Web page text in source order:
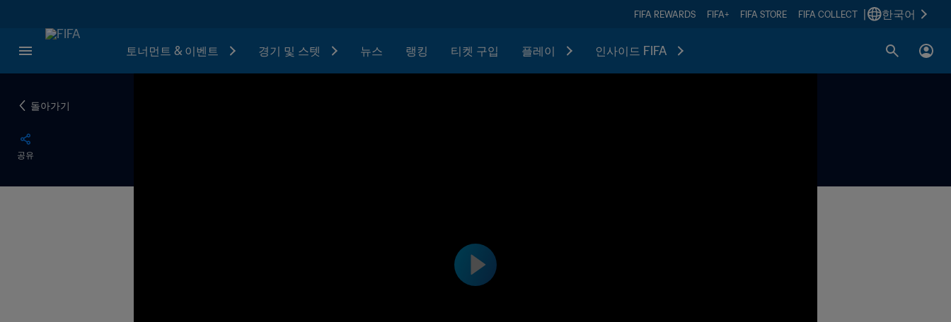
FIFA REWARDS FIFA+ FIFA STORE FIFA COLLECT 한국어
토너먼트 & 이벤트 경기 및 스텟 뉴스 랭킹 티켓 구입 플레이 인사이드 FIFA
돌아가기
공유